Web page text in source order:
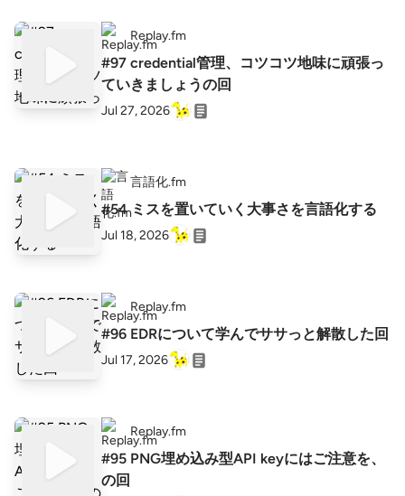
Replay.fm
#97 credential管理、コツコツ地味に頑張っ
ていきましょうの回
Jul 27, 2026
言語化.fm
#54 ミスを置いていく大事さを言語化する
Jul 18, 2026
Replay.fm
#96 EDRについて学んでササっと解散した回
Jul 17, 2026
Replay.fm
#95 PNG埋め込み型API keyにはご注意を、
の回